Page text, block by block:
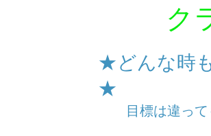
ク
​★どんな時
★
目標は違っ